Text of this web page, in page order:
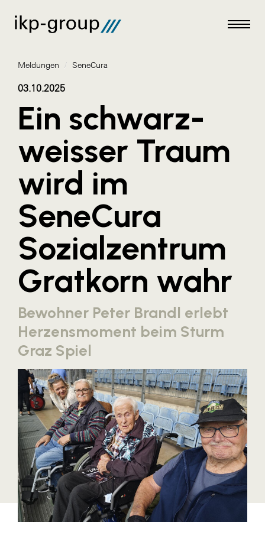
Meldungen
AKTUELLES
ACO
ALEX Krems
Amazon Web Services
Artweger
AustroCel Hallein
Blaguss
Cineplexx
Colmobil Austria
Darbo
Designer Outlets Parndorf und Salzburg
DOMOFERM
Essity
EY
FG UBIT Salzburg
foodaffairs
Meldungen / SeneCura
03.10.2025
Ein schwarz-
weisser Traum
wird im
SeneCura
Sozialzentrum
Gratkorn wahr
Bewohner Peter Brandl erlebt
Herzensmoment beim Sturm
Graz Spiel